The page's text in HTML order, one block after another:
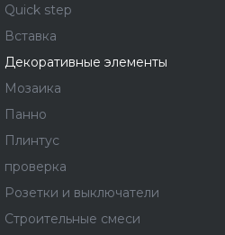
Quick step
Вставка
Декоративные элементы
Мозаика
Панно
Плинтус
проверка
Розетки и выключатели
Строительные смеси